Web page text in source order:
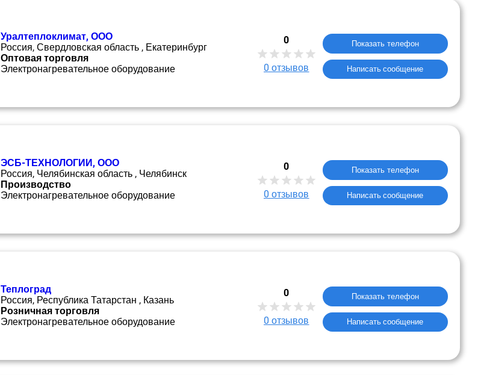
Уралтеплоклимат, ООО
Россия, Свердловская область , Екатеринбург
Оптовая торговля
Электронагревательное оборудование
0
0 отзывов
Показать телефон
Написать сообщение
ЭСБ-ТЕХНОЛОГИИ, ООО
Россия, Челябинская область , Челябинск
Производство
Электронагревательное оборудование
0
0 отзывов
Показать телефон
Написать сообщение
Теплоград
Россия, Республика Татарстан , Казань
Розничная торговля
Электронагревательное оборудование
0
0 отзывов
Показать телефон
Написать сообщение